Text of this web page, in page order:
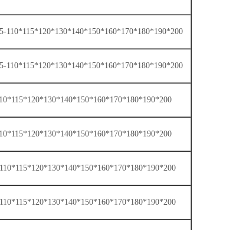
110*115*120*130*140*150*160*170*180*190*200
110*115*120*130*140*150*160*170*180*190*200